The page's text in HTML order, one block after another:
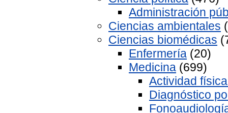
Administración
Ciencias ambientales
Ciencias biomédicas
Enfermería (20)
Medicina (699)
Actividad
Diagnóstico